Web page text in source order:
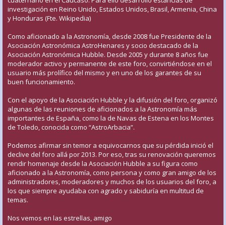
investigación en Reino Unido, Estados Unidos, Brasil, Armenia, China
y Honduras (Fte. Wikipedia)
Como aficionado a la Astronomía, desde 2008 fue Presidente de la
Asociación Astronómica AstroHenares y socio destacado de la
Asociación Astronómica Hubble. Desde 2005 y durante 8 años fue
moderador activo y permanente de este foro, convirtiéndose en el
usuario más prolífico del mismo y en uno de los garantes de su
buen funcionamiento.
Con el apoyo de la Asociación Hubble y la difusión del foro, organizó
algunas de las reuniones de aficionados a la Astronomía más
importantes de España, como la de Navas de Estena en los Montes
de Toledo, conocida como “AstroArbacia”.
Podemos afirmar sin temor a equivocarnos que su pérdida inició el
declive del foro allá por 2013. Por eso, tras su renovación queremos
rendir homenaje desde la Asociación Hubble a su figura como
aficionado a la Astronomía, como persona y como gran amigo de los
administradores, moderadores y muchos de los usuarios del foro, a
los que siempre ayudaba con agrado y sabiduría en multitud de
temas.
Nos vemos en las estrellas, amigo